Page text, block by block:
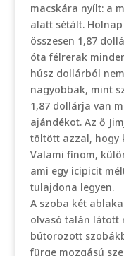
macskára nyílt: a
alatt sétált.
összesen 1,87
óta félrerak
húsz dollárból
nagyobbak, mint
1,87 dollárja van
ajándékot. Az ő
töltött azzal, hogy
Valami finom,
ami egy icipicit
tulajdona legyen.
A szoba két
olvasó talán látott
bútorozott
fürge mozgású